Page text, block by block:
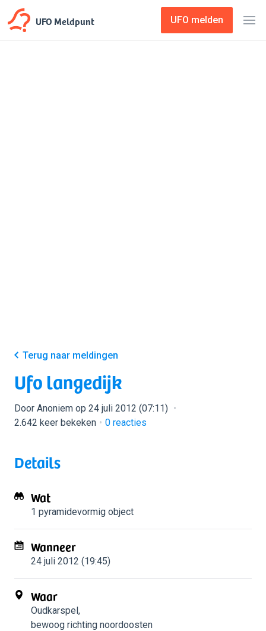
UFO Meldpunt UFO melden
Terug naar meldingen
Ufo langedijk
Door Anoniem op 24 juli 2012 (07:11)
2.642 keer bekeken
0 reacties
Details
Wat
1 pyramidevormig object
Wanneer
24 juli 2012 (19:45)
Waar
Oudkarspel,
bewoog richting noordoosten